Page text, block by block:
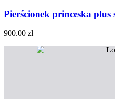
Pierścionek princeska plus
900.00 zł